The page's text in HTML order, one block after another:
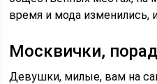
время и мода изменились,
Москвички,
Девушки, милые, вам на